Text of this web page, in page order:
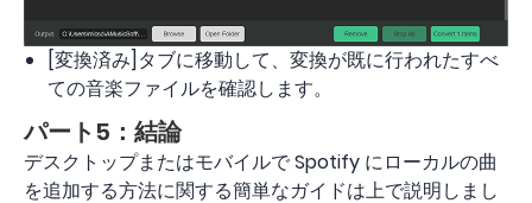
[変換済み]タブに移動して、変換が既に行われたすべ
ての音楽ファイルを確認します。
パート5：結論
デスクトップまたはモバイルで Spotify にローカルの曲
を追加する方法に関する簡単なガイドは上で説明しまし